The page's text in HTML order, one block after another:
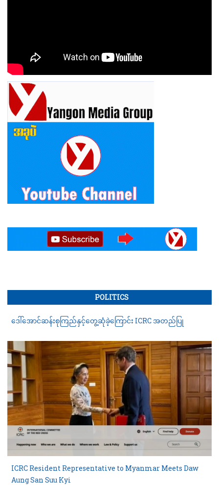
POLITICS
ဒေါ်အောင်ဆန်းစုကြည်နှင့်တွေ့ဆုံခဲ့ကြောင်း ICRC အတည်ပြု
ICRC Resident Representative to Myanmar Meets Daw
Aung San Suu Kyi